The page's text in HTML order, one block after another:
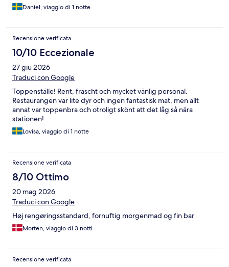
Daniel, viaggio di 1 notte
Recensione verificata
10/10 Eccezionale
27 giu 2026
Traduci con Google
Toppenställe! Rent, fräscht och mycket vänlig personal.
Restaurangen var lite dyr och ingen fantastisk mat, men allt
annat var toppenbra och otroligt skönt att det låg så nära
stationen!
Lovisa, viaggio di 1 notte
Recensione verificata
8/10 Ottimo
20 mag 2026
Traduci con Google
Høj rengøringsstandard, fornuftig morgenmad og fin bar
Morten, viaggio di 3 notti
Recensione verificata